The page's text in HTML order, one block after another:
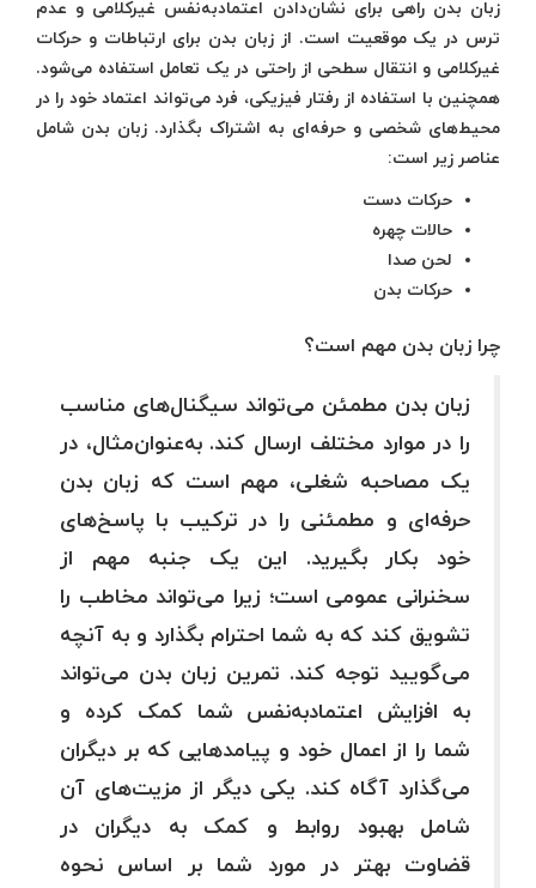
زبان بدن راهی برای نشان‌دادن اعتمادبه‌نفس غیرکلامی و عدم
ترس در یک موقعیت است. از زبان بدن برای ارتباطات و حرکات
غیرکلامی و انتقال سطحی از راحتی در یک تعامل استفاده می‌شود.
همچنین با استفاده از رفتار فیزیکی، فرد می‌تواند اعتماد خود را در
محیط‌های شخصی و حرفه‌ای به اشتراک بگذارد. زبان بدن شامل
عناصر زیر است:
حرکات دست
حالات چهره
لحن صدا
حرکات بدن
چرا زبان بدن مهم است؟
زبان بدن مطمئن می‌تواند سیگنال‌های مناسب
را در موارد مختلف ارسال کند. به‌عنوان‌مثال، در
یک مصاحبه شغلی، مهم است که زبان بدن
حرفه‌ای و مطمئنی را در ترکیب با پاسخ‌های
خود بکار بگیرید. این یک جنبه مهم از
سخنرانی عمومی است؛ زیرا می‌تواند مخاطب را
تشویق کند که به شما احترام بگذارد و به آنچه
می‌گویید توجه کند. تمرین زبان بدن می‌تواند
به افزایش اعتمادبه‌نفس شما کمک کرده و
شما را از اعمال خود و پیامدهایی که بر دیگران
می‌گذارد آگاه کند. یکی دیگر از مزیت‌های آن
شامل بهبود روابط و کمک به دیگران در
قضاوت بهتر در مورد شما بر اساس نحوه